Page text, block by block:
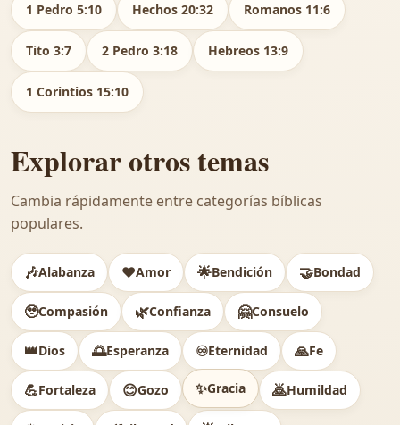
1 Pedro 5:10 Hechos 20:32 Romanos 11:6
Tito 3:7 2 Pedro 3:18 Hebreos 13:9
1 Corintios 15:10
Explorar otros temas
Cambia rápidamente entre categorías bíblicas
populares.
🎶Alabanza ❤️Amor 🌟Bendición 🤝Bondad
🥹Compasión 🌿Confianza 🤗Consuelo
👑Dios 🌅Esperanza ♾️Eternidad 🙏Fe
💪Fortaleza 😊Gozo ✨Gracia 🙇Humildad